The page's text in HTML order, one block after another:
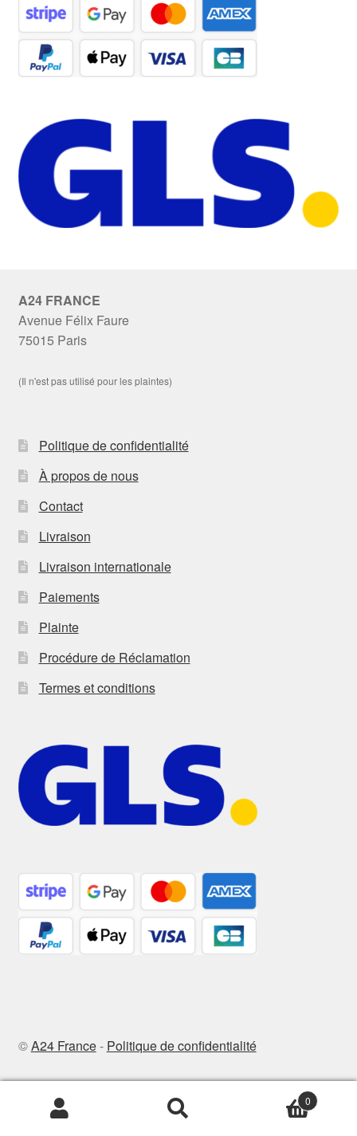
A24 FRANCE
Avenue Félix Faure
75015 Paris
(Il n'est pas utilisé pour les plaintes)
Politique de confidentialité
À propos de nous
Contact
Livraison
Livraison internationale
Paiements
Plainte
Procédure de Réclamation
Termes et conditions
©A24 France- Politique de confidentialité
Recherche
Recherche
0